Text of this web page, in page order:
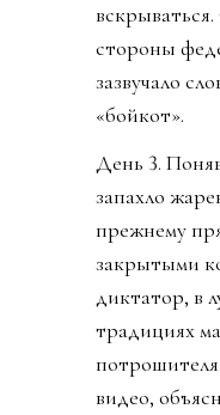
стороны
зазвучало
«бойкот».
День 3.
запахло
прежнему
закрытыми
диктатор, в
традициях
видео,